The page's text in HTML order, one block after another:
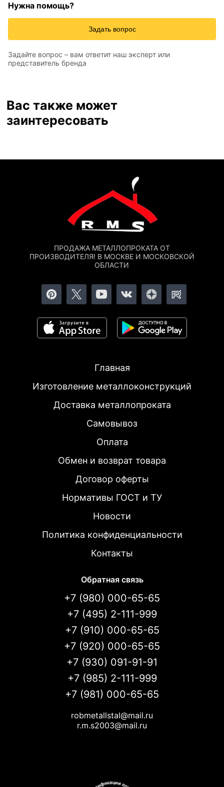
Нужна помощь?
Задать вопрос
Задайте вопрос – вам ответит наш эксперт или
представитель бренда
Вас также может
заинтересовать
ПРОДАЖА МЕТАЛЛОПРОКАТА ОТ
ПРОИЗВОДИТЕЛЯ! В МОСКВЕ И МОСКОВСКОЙ
ОБЛАСТИ
Главная
Изготовление металлоконструкций
Доставка металлопроката
Самовывоз
Оплата
Обмен и возврат товара
Договор оферты
Нормативы ГОСТ и ТУ
Новости
Политика конфиденциальности
Контакты
Обратная связь
+7 (980) 000-65-65
+7 (495) 2-111-999
+7 (910) 000-65-65
+7 (920) 000-65-65
+7 (930) 091-91-91
+7 (985) 2-111-999
+7 (981) 000-65-65
robmetallstal@mail.ru
r.m.s2003@mail.ru